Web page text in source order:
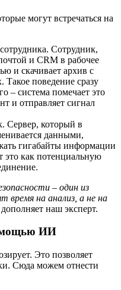
могут встречаться на
Сотрудник,
и CRM в рабочее
и скачивает архив с
поведение сразу
– система помечает это
и отправляет сигнал
Сервер, который в
данными,
гигабайты информации
как потенциальную
– один из
время на анализ, а не на
наш эксперт.
ИИ
Это позволяет
Сюда можем отнести